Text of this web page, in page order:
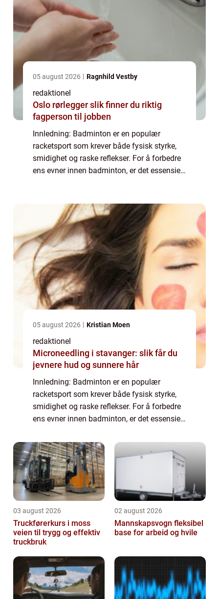
05 august 2026 Ragnhild Vestby
redaktionel
Oslo rørlegger slik finner du riktig
fagperson til jobben
Innledning: Badminton er en populær
racketsport som krever både fysisk styrke,
smidighet og raske reflekser. For å forbedre
ens evner innen badminton, er det essensielt
05 august 2026 Kristian Moen
redaktionel
Microneedling i stavanger: slik får du
jevnere hud og sunnere hår
Innledning: Badminton er en populær
racketsport som krever både fysisk styrke,
smidighet og raske reflekser. For å forbedre
ens evner innen badminton, er det essensielt
artikkelen gir en grundig oversikt over...
03 august 2026
Truckførerkurs i moss
veien til trygg og effektiv
truckbruk
02 august 2026
Mannskapsvogn fleksibel
base for arbeid og hvile